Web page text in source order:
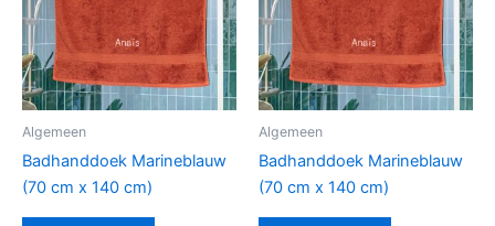
Algemeen
Badhanddoek Marineblauw
(70 cm x 140 cm)
Algemeen
Badhanddoek Marineblauw
(70 cm x 140 cm)